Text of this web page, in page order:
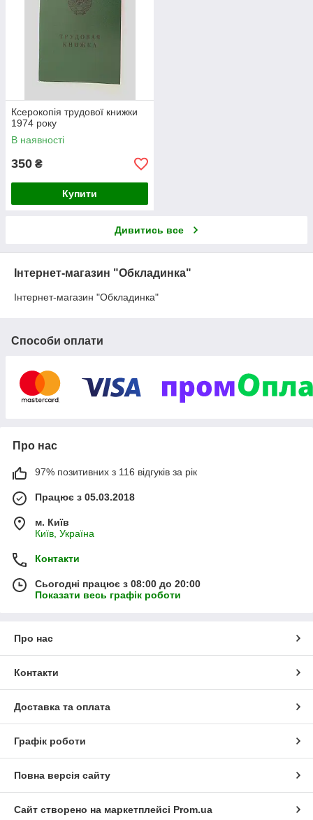
Ксерокопія трудової книжки
1974 року
В наявності
350 ₴
Купити
Дивитись все
Інтернет-магазин "Обкладинка"
Інтернет-магазин "Обкладинка"
Способи оплати
Про нас
97% позитивних з 116 відгуків за рік
Працює з 05.03.2018
м. Київ
Київ, Україна
Контакти
Сьогодні працює з 08:00 до 20:00
Показати весь графік роботи
Про нас
Контакти
Доставка та оплата
Графік роботи
Повна версія сайту
Сайт створено на маркетплейсі Prom.ua